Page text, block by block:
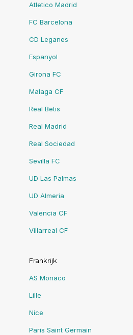
Atletico Madrid
FC Barcelona
CD Leganes
Espanyol
Girona FC
Malaga CF
Real Betis
Real Madrid
Real Sociedad
Sevilla FC
UD Las Palmas
UD Almeria
Valencia CF
Villarreal CF
Frankrijk
AS Monaco
Lille
Nice
Paris Saint Germain